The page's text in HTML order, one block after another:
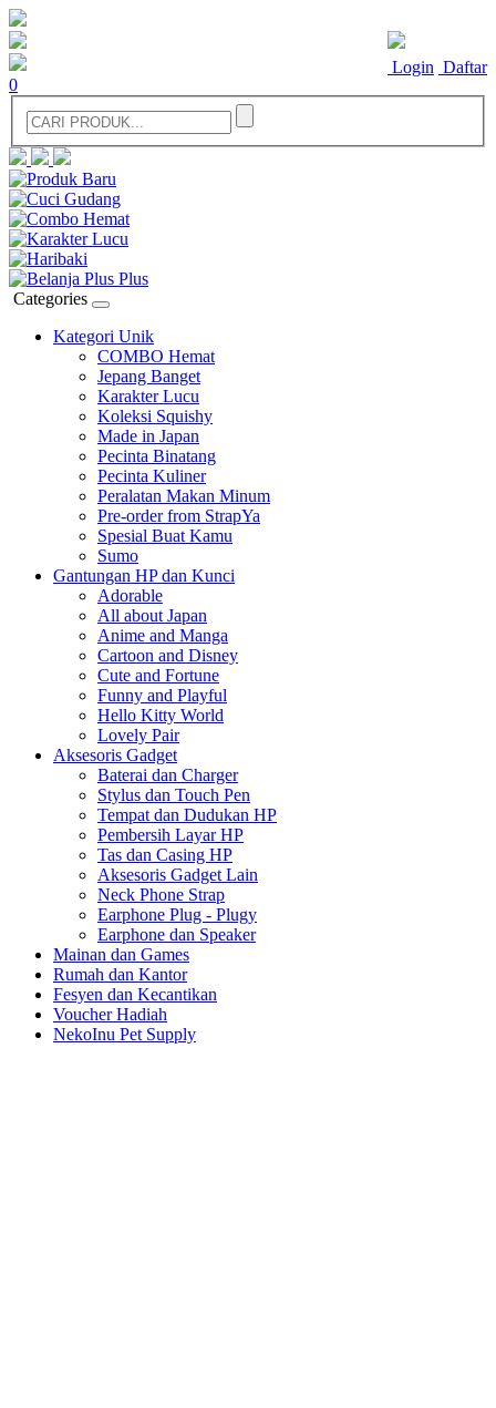
Login Daftar
0
Categories
Kategori Unik
COMBO Hemat
Jepang Banget
Karakter Lucu
Koleksi Squishy
Made in Japan
Pecinta Binatang
Pecinta Kuliner
Peralatan Makan Minum
Pre-order from StrapYa
Spesial Buat Kamu
Sumo
Gantungan HP dan Kunci
Adorable
All about Japan
Anime and Manga
Cartoon and Disney
Cute and Fortune
Funny and Playful
Hello Kitty World
Lovely Pair
Aksesoris Gadget
Baterai dan Charger
Stylus dan Touch Pen
Tempat dan Dudukan HP
Pembersih Layar HP
Tas dan Casing HP
Aksesoris Gadget Lain
Neck Phone Strap
Earphone Plug - Plugy
Earphone dan Speaker
Mainan dan Games
Rumah dan Kantor
Fesyen dan Kecantikan
Voucher Hadiah
NekoInu Pet Supply